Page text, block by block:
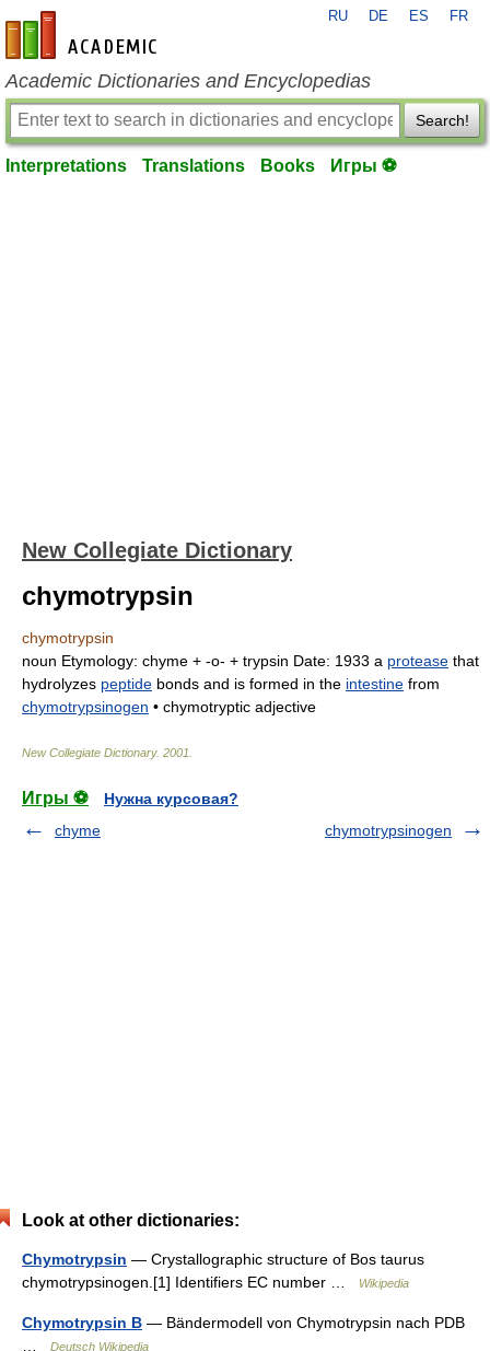
en-academic.com
RU DE ES FR
Academic Dictionaries and Encyclopedias
Search!
Interpretations Translations Books Игры ⚽
New Collegiate Dictionary
chymotrypsin
chymotrypsin
noun Etymology: chyme + -o- + trypsin Date: 1933 a protease that
hydrolyzes peptide bonds and is formed in the intestine from
chymotrypsinogen • chymotryptic adjective
New Collegiate Dictionary. 2001
Игры ⚽
Нужна курсовая?
chyme
chymotrypsinogen
Look at other dictionaries:
Chymotrypsin — Crystallographic structure of Bos taurus
chymotrypsinogen.[1] Identifiers EC number …
Wikipedia
Chymotrypsin B — Bändermodell von Chymotrypsin nach PDB
Deutsch Wikipedia